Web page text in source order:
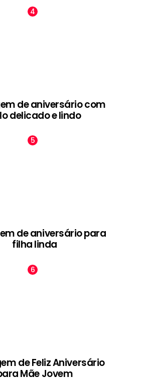
de aniversário com
delicado e lindo
de aniversário para
filha linda
de Feliz Aniversário
Mãe Jovem